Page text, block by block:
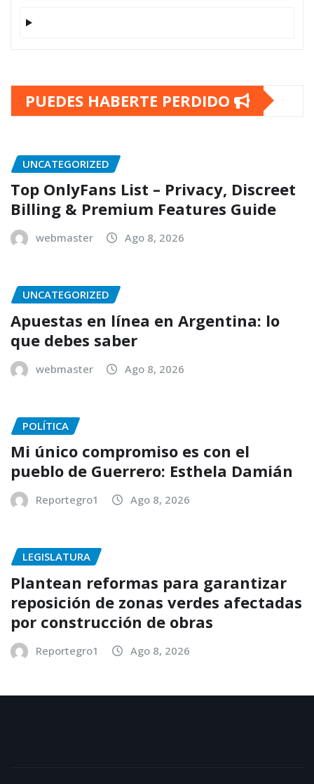
PUEDES HABERTE PERDIDO
UNCATEGORIZED
Top OnlyFans List – Privacy, Discreet
Billing & Premium Features Guide
webmaster Ago 8, 2026
UNCATEGORIZED
Apuestas en línea en Argentina: lo
que debes saber
webmaster Ago 8, 2026
POLÍTICA
Mi único compromiso es con el
pueblo de Guerrero: Esthela Damián
Reportegro1 Ago 8, 2026
LEGISLATURA
Plantean reformas para garantizar
reposición de zonas verdes afectadas
por construcción de obras
Reportegro1 Ago 8, 2026